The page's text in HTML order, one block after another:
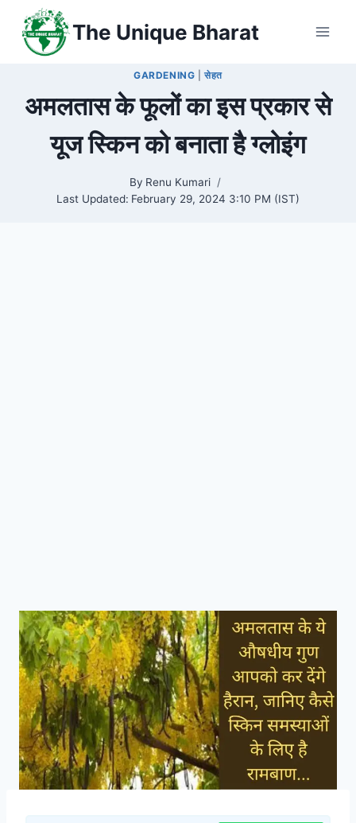
content
The Unique Bharat
GARDENING |सेहत
अमलतास के फूलों का इस प्रकार से
यूज स्किन को बनाता है ग्लोइंग
By Renu Kumari
Last Updated: February 29, 2024 3:10 PM (IST)